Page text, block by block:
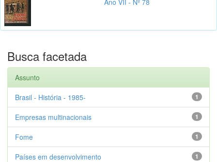
Busca facetada
Assunto
1
Brasil - História - 1985-
1
Empresas multinacionais
1
Fome
1
Países em desenvolvimento